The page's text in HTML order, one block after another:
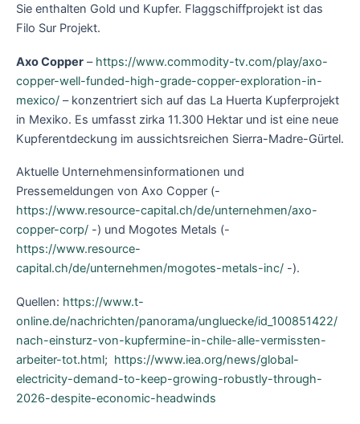
Sie enthalten Gold und Kupfer. Flaggschiffprojekt ist das
Filo Sur Projekt.
Axo Copper – https://www.commodity-tv.com/play/axo-
copper-well-funded-high-grade-copper-exploration-in-
mexico/ – konzentriert sich auf das La Huerta Kupferprojekt
in Mexiko. Es umfasst zirka 11.300 Hektar und ist eine neue
Kupferentdeckung im aussichtsreichen Sierra-Madre-Gürtel.
Aktuelle Unternehmensinformationen und
Pressemeldungen von Axo Copper (-
https://www.resource-capital.ch/de/unternehmen/axo-
copper-corp/ -) und Mogotes Metals (-
https://www.resource-
capital.ch/de/unternehmen/mogotes-metals-inc/ -).
Quellen: https://www.t-
online.de/nachrichten/panorama/ungluecke/id_100851422/
nach-einsturz-von-kupfermine-in-chile-alle-vermissten-
arbeiter-tot.html; https://www.iea.org/news/global-
electricity-demand-to-keep-growing-robustly-through-
2026-despite-economic-headwinds